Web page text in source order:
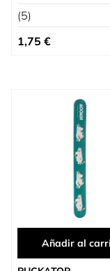
(5)
1,75 €
Añadir al